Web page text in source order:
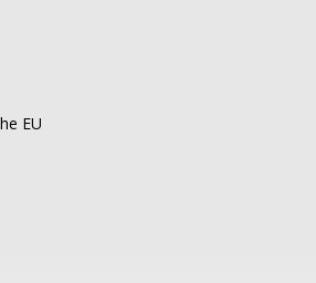
EU